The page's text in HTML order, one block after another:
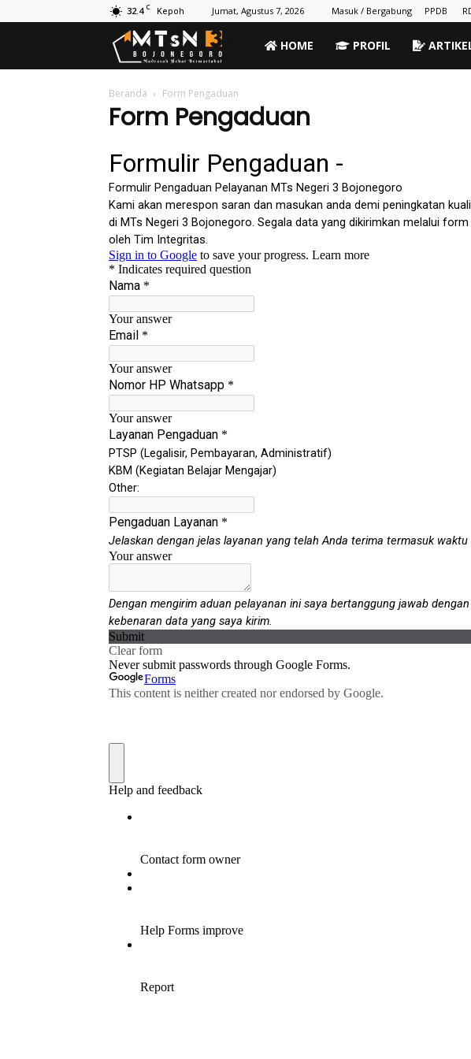
32.4 C Kepoh Jumat, Agustus 7, 2026 Masuk / Bergabung PPDB
MTs
Bojonegoro
HOME PROFIL
Beranda Form Pengaduan
Form Pengaduan